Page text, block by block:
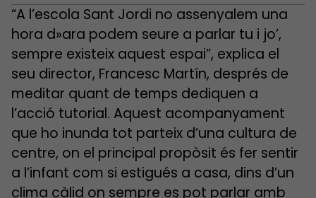
“A l’escola Sant Jordi no assenyalem una
hora d»ara podem seure a parlar tu i jo’,
sempre existeix aquest espai”, explica el
seu director, Francesc Martín, després de
meditar quant de temps dediquen a
l’acció tutorial. Aquest acompanyament
que ho inunda tot parteix d’una cultura de
centre, on el principal propòsit és fer sentir
a l’infant com si estigués a casa, dins d’un
clima càlid on sempre es pot parlar amb